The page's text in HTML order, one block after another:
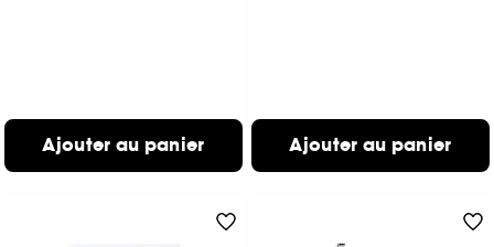
Ajouter au panier Ajouter au panier